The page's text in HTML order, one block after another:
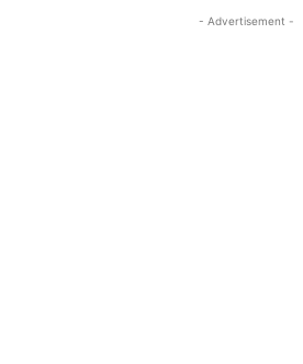
- Advertisement -